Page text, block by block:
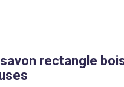
rectangle